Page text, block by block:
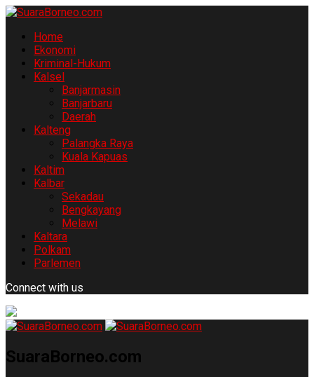
Home
Ekonomi
Kriminal-Hukum
Kalsel
Banjarmasin
Banjarbaru
Daerah
Kalteng
Palangka Raya
Kuala Kapuas
Kaltim
Kalbar
Sekadau
Bengkayang
Melawi
Kaltara
Polkam
Parlemen
Connect with us
SuaraBorneo.com